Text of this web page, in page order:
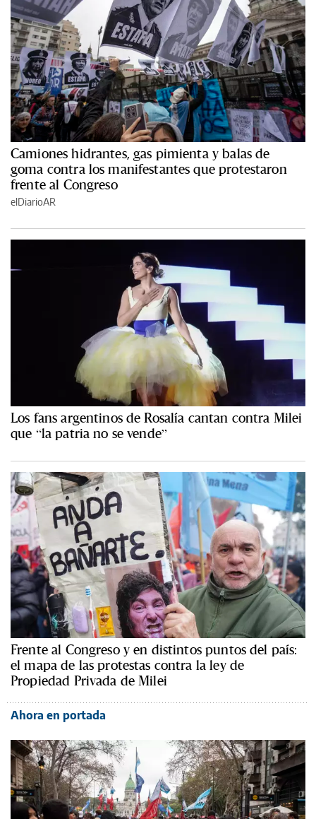
Camiones hidrantes, gas pimienta y balas de
goma contra los manifestantes que protestaron
frente al Congreso
elDiarioAR
Los fans argentinos de Rosalía cantan contra Milei
que “la patria no se vende”
Frente al Congreso y en distintos puntos del país:
el mapa de las protestas contra la ley de
Propiedad Privada de Milei
Ahora en portada